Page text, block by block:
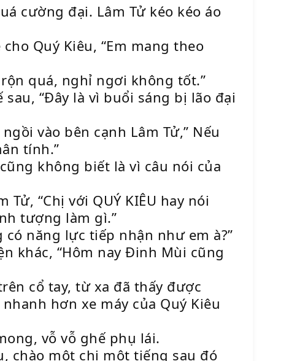
cường đại. Lâm Tử kéo kéo áo
Quý Kiêu, “Em mang theo
rộn quá, nghỉ ngơi không tốt.”
“Đây là vì buổi sáng bị lão đại
vào bên cạnh Lâm Tử,” Nếu
tính.”
không biết là vì câu nói của
“Chị với QUÝ KIÊU hay nói
tượng làm gì.”
năng lực tiếp nhận như em à?”
khác, “Hôm nay Đinh Mùi cũng
cổ tay, từ xa đã thấy được
hơn xe máy của Quý Kiêu
vỗ vỗ ghế phụ lái.
chào một chị một tiếng sau đó